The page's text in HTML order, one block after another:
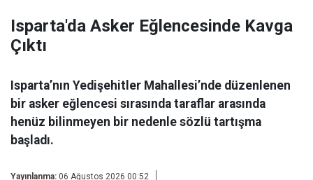
Isparta'da Asker Eğlencesinde Kavga
Çıktı
Isparta’nın Yedişehitler Mahallesi’nde düzenlenen
bir asker eğlencesi sırasında taraflar arasında
henüz bilinmeyen bir nedenle sözlü tartışma
başladı.
Yayınlanma: 06 Ağustos 2026 00:52